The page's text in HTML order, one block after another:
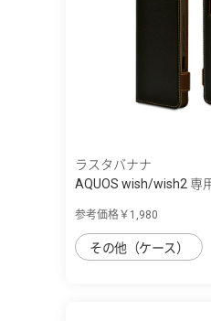
ラスタバナナ
AQUOS wish/wish2 専
参考価格￥1,980
その他（ケース）